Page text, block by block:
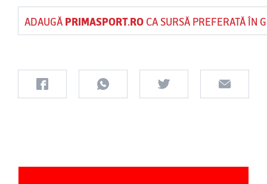
ADAUGĂ PRIMASPORT.ROCA SURSĂ PREFERATĂ ÎN